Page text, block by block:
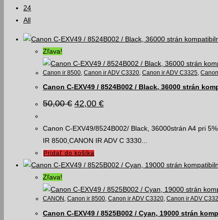
24
All
Zľava!
Canon ir 8500, Canon ir ADV C3320, Canon ir ADV C3325,
Canon C-EXV49 / 8524B002 / Black, 36000 strán
50,00€ Pôvodná
50,00 €.
42,00 €Aktuálna
42,00 €.
Canon C-EXV49/8524B002/ Black, 36000strán A4 pri
IR 8500,CANON IR ADV C 3330...
Pridať do košíka
Zľava!
CANON , Canon ir 8500, Canon ir ADV C3320, Canon ir ADV
Canon C-EXV49 / 8525B002 / Cyan, 19000 strán